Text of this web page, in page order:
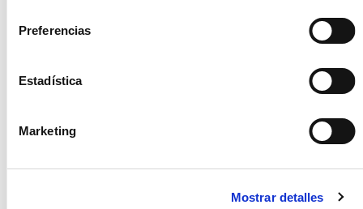
Preferencias
Estadística
Marketing
Mostrar detalles
10 trucos para mantener la casa caliente en invierno
La llegada del invierno no solo nos exige abrigarnos más. Nos pide
eficientes y protegidos frente